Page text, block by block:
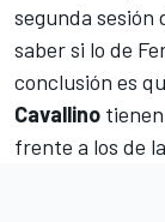
segunda sesión
sabersi lo de
conclusión es
Cavallino
frente a los de